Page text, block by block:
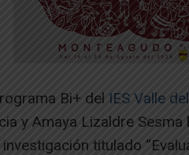
Bi+ del IES Valle
y Amaya Lizaldre
titulado